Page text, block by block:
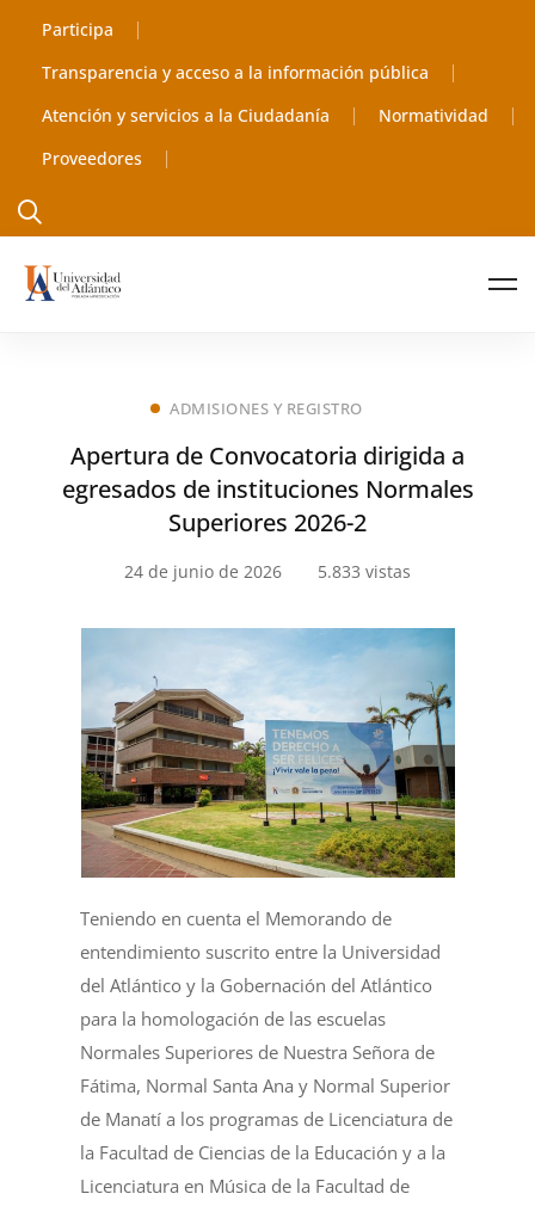
Participa
Transparencia y acceso a la información pública
Atención y servicios a la Ciudadanía
Normatividad
Proveedores
ADMISIONES Y REGISTRO
Apertura de Convocatoria dirigida a
egresados de instituciones Normales
Superiores 2026-2
24 de junio de 2026 5.833 vistas
Teniendo en cuenta el Memorando de
entendimiento suscrito entre la Universidad
del Atlántico y la Gobernación del Atlántico
para la homologación de las escuelas
Normales Superiores de Nuestra Señora de
Fátima, Normal Santa Ana y Normal Superior
de Manatí a los programas de Licenciatura de
la Facultad de Ciencias de la Educación y a la
Licenciatura en Música de la Facultad de